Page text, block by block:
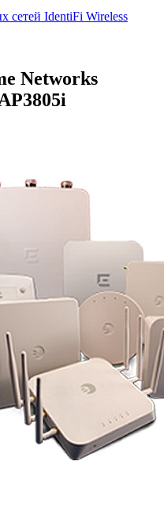
сетей IdentiFi Wireless
Networks